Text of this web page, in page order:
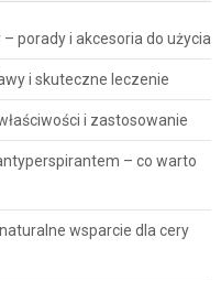
porady i akcesoria do użycia
i skuteczne leczenie
i zastosowanie
– co warto
wsparcie dla cery